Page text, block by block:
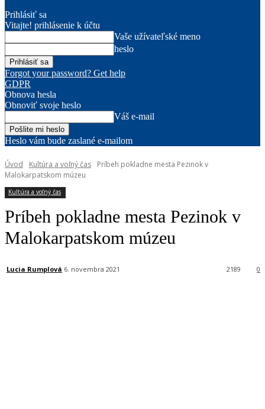
Prihlásiť sa
Vitajte! prihlásenie k účtu
Vaše užívateľské meno
heslo
Forgot your password? Get help
GDPR
Obnova hesla
Obnoviť svoje heslo
Váš e-mail
Heslo vám bude zaslané e-mailom
Úvod Kultúra a voľný čas
Príbeh pokladne mesta Pezinok v
Malokarpatskom múzeu
Kultúra a voľný čas
Príbeh pokladne mesta Pezinok v
Malokarpatskom múzeu
Lucia Rumplová 6. novembra 2021 0
2189